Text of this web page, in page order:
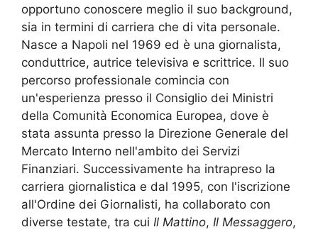
opportuno conoscere meglio il suo background,
sia in termini di carriera che di vita personale.
Nasce a Napoli nel 1969 ed è una giornalista,
conduttrice, autrice televisiva e scrittrice. Il suo
percorso professionale comincia con
un'esperienza presso il Consiglio dei Ministri
della Comunità Economica Europea, dove è
stata assunta presso la Direzione Generale del
Mercato Interno nell'ambito dei Servizi
Finanziari. Successivamente ha intrapreso la
carriera giornalistica e dal 1995, con l'iscrizione
all'Ordine dei Giornalisti, ha collaborato con
diverse testate, tra cui Il Mattino, Il Messaggero,